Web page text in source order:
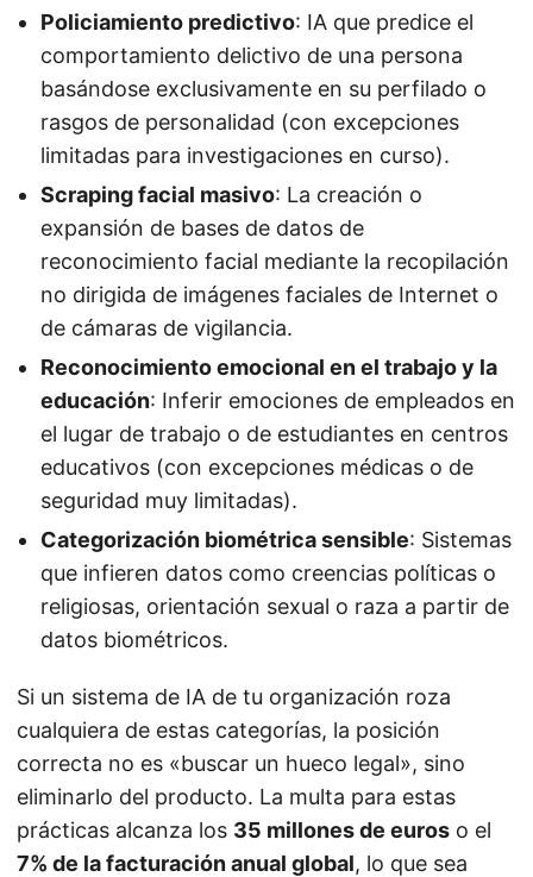
Policiamiento predictivo: IA que predice el
comportamiento delictivo de una persona
basándose exclusivamente en su perfilado o
rasgos de personalidad (con excepciones
limitadas para investigaciones en curso).
Scraping facial masivo: La creación o
expansión de bases de datos de
reconocimiento facial mediante la recopilación
no dirigida de imágenes faciales de Internet o
de cámaras de vigilancia.
Reconocimiento emocional en el trabajo y la
educación: Inferir emociones de empleados en
el lugar de trabajo o de estudiantes en centros
educativos (con excepciones médicas o de
seguridad muy limitadas).
Categorización biométrica sensible: Sistemas
que infieren datos como creencias políticas o
religiosas, orientación sexual o raza a partir de
datos biométricos.
Si un sistema de IA de tu organización roza
cualquiera de estas categorías, la posición
correcta no es «buscar un hueco legal», sino
eliminarlo del producto. La multa para estas
prácticas alcanza los 35 millones de euros o el
7% de la facturación anual global, lo que sea